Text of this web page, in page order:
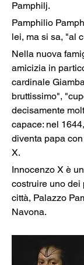
Pamphilj.
Pamphilio
lei, ma si sa, "al
Nella nuova
amicizia in
cardinale
bruttissimo",
decisamente
capace: nel
diventa papa
X.
Innocenzo X è
costruire uno
città, Palazzo
Navona.